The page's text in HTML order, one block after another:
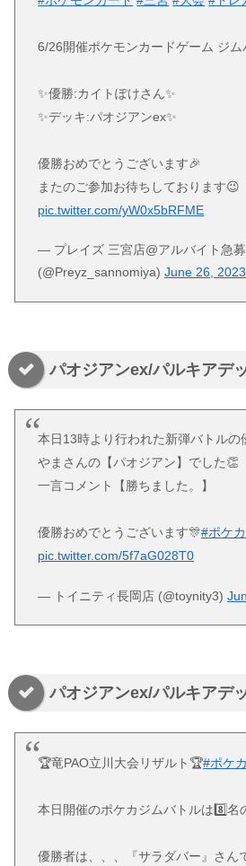
6/26開催ポケモンカードゲーム ジム
✨優勝:カイトぽけさん✨
✨デッキ:パオジアンex✨
優勝おめでとうございます🎉
またのご参加お待ちしております😉
pic.twitter.com/yW0x5bRFME
— プレイズ 三宮店@アルバイト急募
(@Preyz_sannomiya)June 26, 2023
パオジアンex/パルキアデ
本日13時より行われた新弾バトルの
やまさんの【パオジアン】でした👏
一言コメント【勝ちました。】
優勝おめでとうございます🎊#ポケカ
pic.twitter.com/5f7aG028T0
— トイニティ長岡店 (@toynity3)
パオジアンex/パルキアデ
🏆竜PAO立川大会リザルト🏆#ポケカ
本日開催のポケカジムバトルは8️⃣名
優勝者は、、、『サラダバー』さん